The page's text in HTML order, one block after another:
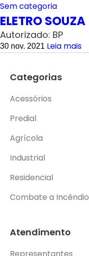
Sem categoria
ELETRO SOUZA
Autorizado: BP
30 nov. 2021 Leia mais
Categorias
Acessórios
Predial
Agrícola
Industrial
Residencial
Combate a Incêndio
Atendimento